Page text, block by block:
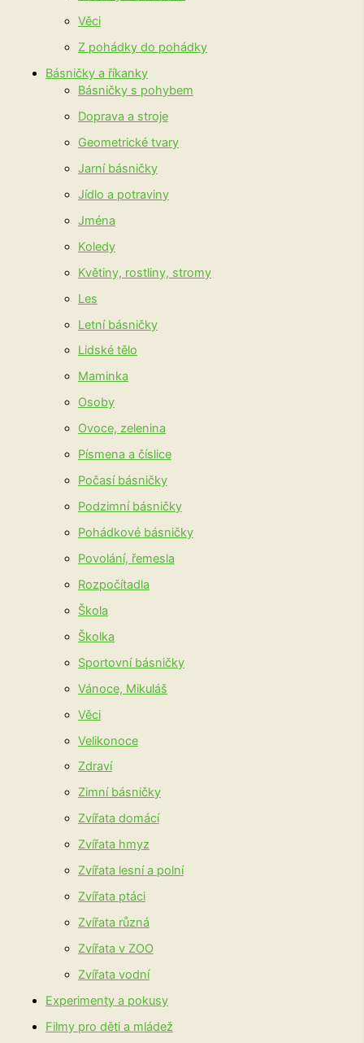
Věci
Z pohádky do pohádky
Básničky a říkanky
Básničky s pohybem
Doprava a stroje
Geometrické tvary
Jarní básničky
Jídlo a potraviny
Jména
Koledy
Květiny, rostliny, stromy
Les
Letní básničky
Lidské tělo
Maminka
Osoby
Ovoce, zelenina
Písmena a číslice
Počasí básničky
Podzimní básničky
Pohádkové básničky
Povolání, řemesla
Rozpočítadla
Škola
Školka
Sportovní básničky
Vánoce, Mikuláš
Věci
Velikonoce
Zdraví
Zimní básničky
Zvířata domácí
Zvířata hmyz
Zvířata lesní a polní
Zvířata ptáci
Zvířata různá
Zvířata v ZOO
Zvířata vodní
Experimenty a pokusy
Filmy pro děti a mládež